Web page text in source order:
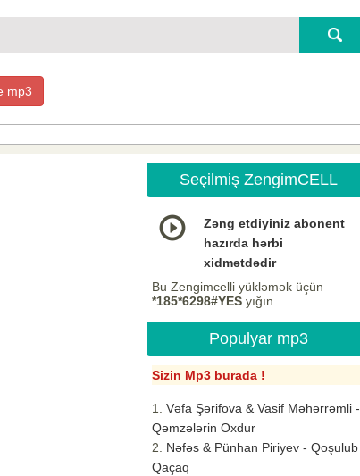
mp3
Seçilmiş ZengimCELL
Zəng etdiyiniz abonent
hazırda hərbi
xidmətdədir
Bu Zengimcelli yükləmək üçün
*185*6298#YES yığın
Populyar mp3
Sizin Mp3 burada !
Vəfa Şərifova & Vasif Məhərrəmli -
Qəmzələrin Oxdur
Nəfəs & Pünhan Piriyev - Qoşulub
Qaçaq